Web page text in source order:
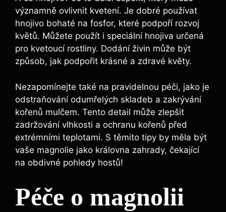
významně ovlivnit ‍kvetení. Je dobré používat
hnojivo bohaté⁢ na fosfor, které podpoří rozvoj
květů. Můžete použít ​i speciální ​hnojiva určená
pro kvetoucí rostliny. Dodání ⁤živin může být
způsob, ​jak podpořit krásné ‍a zdravé květy.
Nezapomínejte ‌také na pravidelnou‌ péči, jako ‌je
odstraňování⁤ odumřelých skladeb‌ a⁢ zakrývání
kořenů mulčem. ⁣Tento detail může zlepšit
zadržování vlhkosti​ a‍ ochranu kořenů před⁢
extrémními teplotami. ⁤S těmito ⁤tipy by měla být
vaše magnolie jako královna zahrady, čekající
na obdivné pohledy hostů!
Péče o ⁤magnolii